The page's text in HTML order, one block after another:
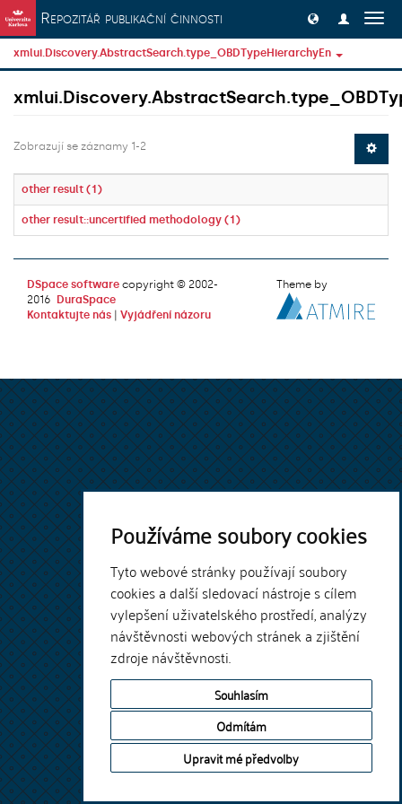
Používáme soubory cookies
Tyto webové stránky používají soubory
cookies a další sledovací nástroje s cílem
vylepšení uživatelského prostředí, analýzy
návštěvnosti webových stránek a zjištění
zdroje návštěvnosti.
Souhlasím
Odmítám
Upravit mé předvolby
Přeskočit na obsah
Repozitář publikační činnosti
xmlui.Discovery.AbstractSearch.type_OBDTypeHierarchyEn
Zobrazují se záznamy 1-2
other result (1)
other result::uncertified methodology (1)
DSpace software copyright © 2002-
2016
DuraSpace
Kontaktujte nás
Vyjádření názoru
Theme by